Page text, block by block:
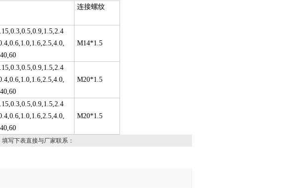
连接螺纹
M14*1.5
M20*1.5
M20*1.5
写下表直接与厂家联系：